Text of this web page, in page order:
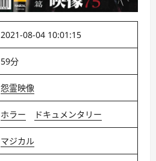
2021-08-04 10:01:15
59分
怨霊映像
ホラー ドキュメンタリー
マジカル